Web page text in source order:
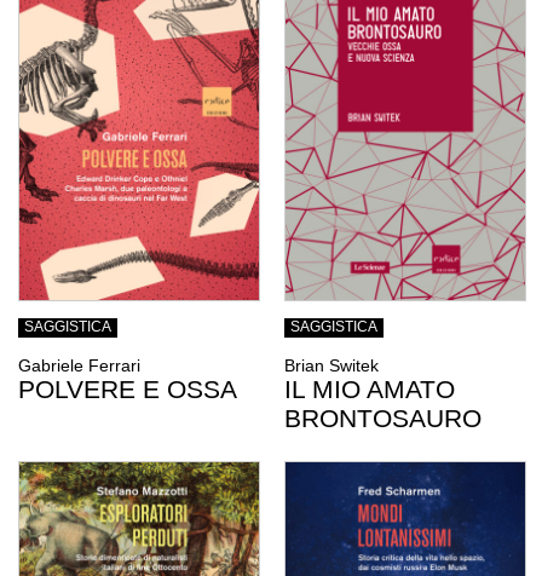
SAGGISTICA
Gabriele Ferrari
POLVERE E OSSA
SAGGISTICA
Brian Switek
IL MIO AMATO
BRONTOSAURO